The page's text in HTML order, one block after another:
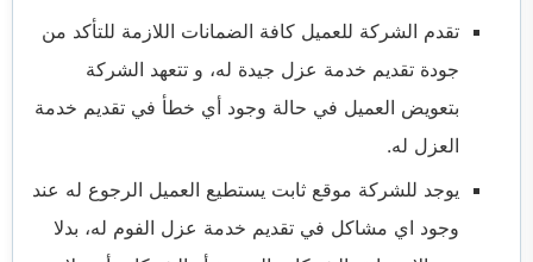
تقدم الشركة للعميل كافة الضمانات اللازمة للتأكد من
جودة تقديم خدمة عزل جيدة له، و تتعهد الشركة
بتعويض العميل في حالة وجود أي خطأ في تقديم خدمة
العزل له.
يوجد للشركة موقع ثابت يستطيع العميل الرجوع له عند
وجود اي مشاكل في تقديم خدمة عزل الفوم له، بدلا